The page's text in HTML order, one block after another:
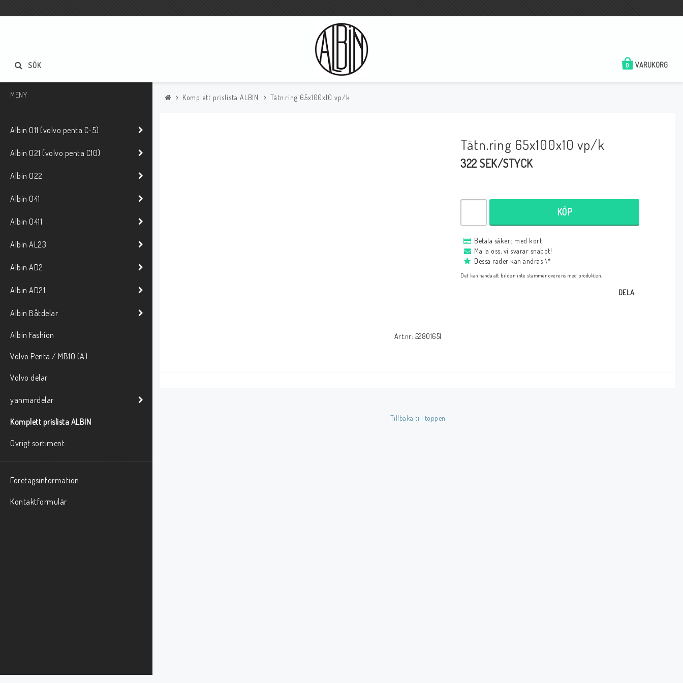
VARUKORG
0
SÖK
MENY
Albin O11 (volvo penta C-5)
Albin O21 (volvo penta C10)
Albin O22
Albin O41
Albin O411
Albin AL23
Albin AD2
Albin AD21
Albin Båtdelar
Albin Fashion
Volvo Penta / MB10 (A)
Volvo delar
yanmardelar
Komplett prislista ALBIN
Övrigt sortiment.
Företagsinformation
Kontaktformulär
Komplett prislista ALBIN Tätn.ring 65x100x10 vp/k
Tätn.ring 65x100x10 vp/k
322 SEK/STYCK
KÖP
Betala säkert med kort
Maila oss, vi svarar snabbt!
Dessa rader kan ändras \*
Det kan hända att bilden inte stämmer överens med produkten.
DELA
Art.nr: 52801651
Tillbaka till toppen